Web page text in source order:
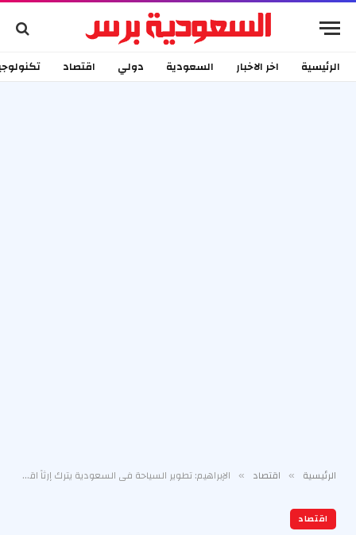
الرئيسية اخر الاخبار السعودية دولي اقتصاد
الرئيسية » اقتصاد » الإبراهيم: تطوير السياحة في السعودية يترك إرثاً اقتصادياً طويل الأجل
اقتصاد